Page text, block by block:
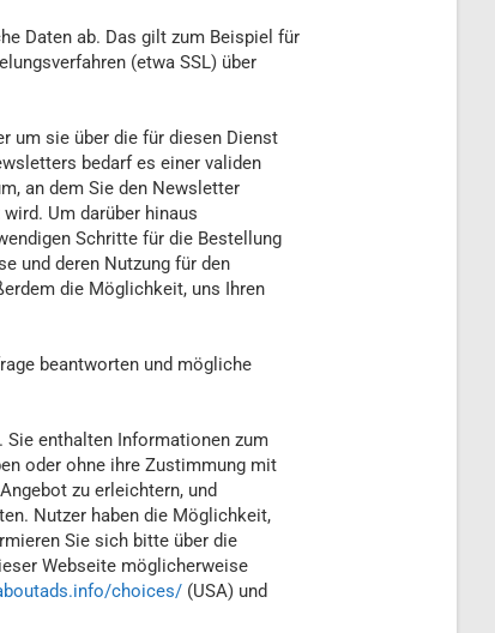
Daten ab. Das gilt zum Beispiel für
(etwa SSL) über
um sie über die für diesen Dienst
bedarf es einer validen
an dem Sie den Newsletter
Um darüber hinaus
Schritte für die Bestellung
und deren Nutzung für den
die Möglichkeit, uns Ihren
beantworten und mögliche
Sie enthalten Informationen zum
oder ohne ihre Zustimmung mit
zu erleichtern, und
Nutzer haben die Möglichkeit,
Sie sich bitte über die
Webseite möglicherweise
choices/ (USA) und